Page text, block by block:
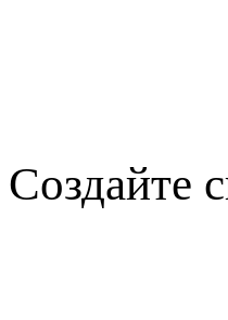
Создайте